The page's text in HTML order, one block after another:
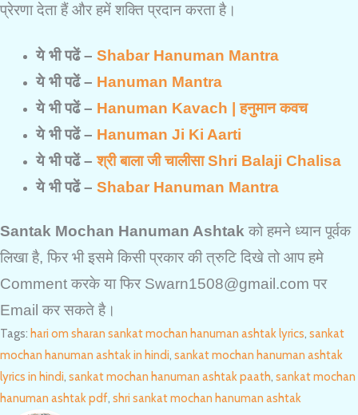
प्रेरणा देता हैं और हमें शक्ति प्रदान करता है।
ये भी पढें – Shabar Hanuman Mantra
ये भी पढें – Hanuman Mantra
ये भी पढें – Hanuman Kavach | हनुमान कवच
ये भी पढें – Hanuman Ji Ki Aarti
ये भी पढें –श्री बाला जी चालीसा Shri Balaji Chalisa
ये भी पढें – Shabar Hanuman Mantra
Santak Mochan Hanuman Ashtak को हमने ध्यान पूर्वक
लिखा है, फिर भी इसमे किसी प्रकार की त्रुटि दिखे तो आप हमे
Comment करके या फिर Swarn1508@gmail.com पर
Email कर सकते है।
Tags: hari om sharan sankat mochan hanuman ashtak lyrics, sankat
mochan hanuman ashtak in hindi, sankat mochan hanuman ashtak
lyrics in hindi, sankat mochan hanuman ashtak paath, sankat mochan
hanuman ashtak pdf, shri sankat mochan hanuman ashtak